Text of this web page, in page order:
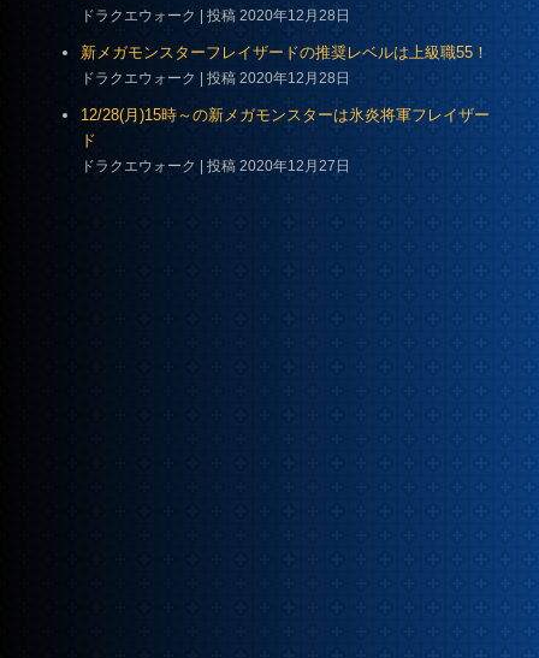
ドラクエウォーク 投稿 2020年12月28日
新メガモンスターフレイザードの推奨レベルは上級職55！
ドラクエウォーク 投稿 2020年12月28日
12/28(月)15時～の新メガモンスターは氷炎将軍フレイザー
ド
ドラクエウォーク 投稿 2020年12月27日